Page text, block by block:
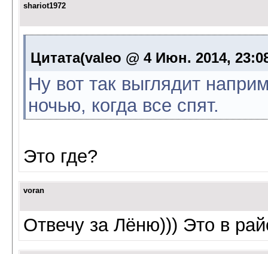
shariot1972
Цитата(valeo @ 4 Июн. 2014,
Ну вот так выглядит
ночью, когда все спят.
Это где?
voran
Отвечу за Лёню))) Это в